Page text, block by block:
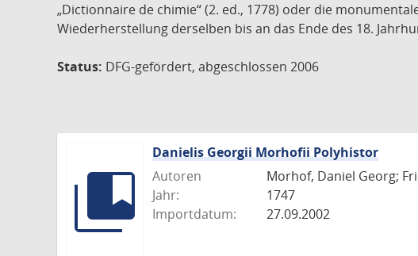
„Dictionnaire de chimie“ (2. ed., 1778) oder die
Wiederherstellung derselben bis an das Ende des 18.
Status: DFG-gefördert, abgeschlossen 2006
Danielis Georgii Morhofii Polyhistor
Autoren
Morhof, Daniel Georg;
Jahr:
1747
Importdatum:
27.09.2002